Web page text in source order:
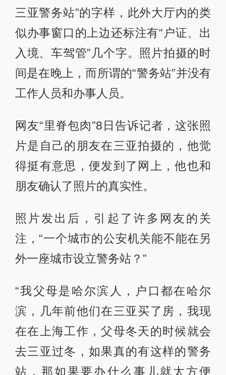
三亚警务站”的字样，此外大厅内的类
似办事窗口的上边还标注有“户证、出
入境、车驾管”几个字。照片拍摄的时
间是在晚上，而所谓的“警务站”并没有
工作人员和办事人员。
网友“里脊包肉”8日告诉记者，这张照
片是自己的朋友在三亚拍摄的，他觉
得挺有意思，便发到了网上，他也和
朋友确认了照片的真实性。
照片发出后，引起了许多网友的关
注，“一个城市的公安机关能不能在另
外一座城市设立警务站？”
“我父母是哈尔滨人，户口都在哈尔
滨，几年前他们在三亚买了房，我现
在在上海工作，父母冬天的时候就会
去三亚过冬，如果真的有这样的警务
站，那如果要办什么事儿就太方便